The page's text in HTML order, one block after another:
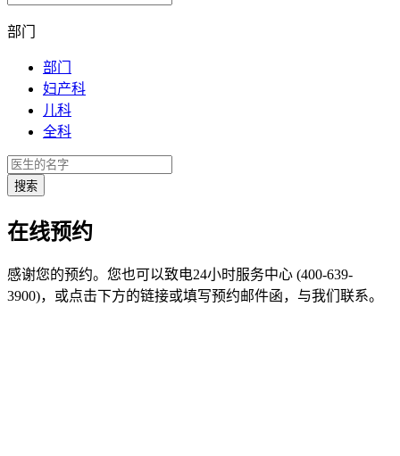
部门
部门
妇产科
儿科
全科
在线预约
感谢您的预约。您也可以致电24小时服务中心 (400-639-
3900)，或点击下方的链接或填写预约邮件函，与我们联系。